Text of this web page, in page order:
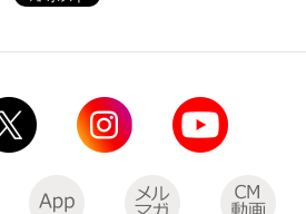
限定）
リング（店舗限定）